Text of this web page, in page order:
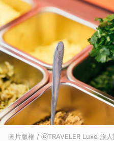
圖片版權 / ⓒTRAVELER Luxe 旅